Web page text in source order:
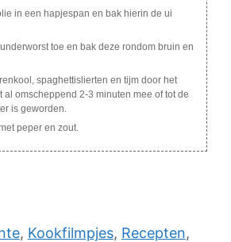
in een hapjespan en bak hierin de ui
toe en bak deze rondom bruin en
spaghettislierten en tijm door het
al omscheppend 2-3 minuten mee of tot de
is geworden.
peper en zout.
, Kookfilmpjes, Recepten,